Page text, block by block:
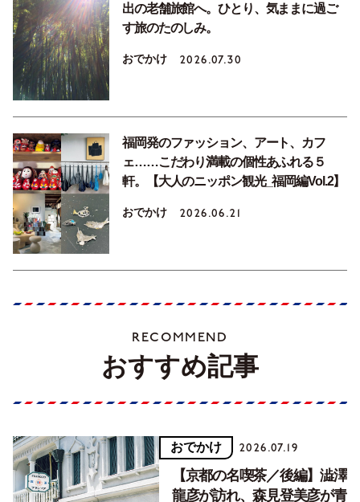
出の老舗旅館へ。ひとり、気ままに過ご
す旅のたのしみ。
おでかけ 2026.07.30
福岡発のファッション、アート、カフ
ェ……こだわり満載の個性あふれる５
軒。【大人のニッポン観光_福岡編Vol.2】
おでかけ 2026.06.21
RECOMMEND
おすすめ記事
おでかけ 2026.07.19
【京都の名喫茶／後編】澁澤
龍彦が訪れ、森見登美彦が青